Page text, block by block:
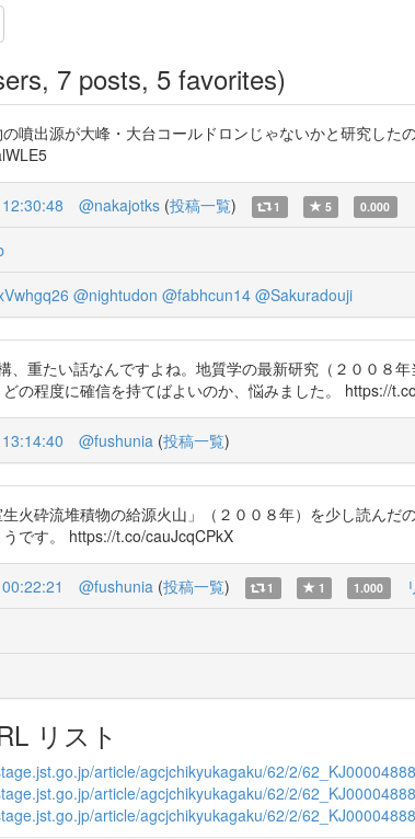
7 posts, 5 favorites)
噴出源が大峰・大台コールドロンじゃないかと研究し
@nakajotks (投稿一覧) 1 5 0.000
@nightudon @fabhcun14 @Sakuradouji
、重たい話なんですよね。地質学の最新研究（２００８
の程度に確信を持てばよいのか、悩みました。 https://
@fushunia (投稿一覧)
火砕流堆積物の給源火山」（２００８年）を少し読ん
です。 https://t.co/cauJcqCPkX
@fushunia (投稿一覧) 1 1 1.000
リスト
article/agcjchikyukagaku/62/2/
article/agcjchikyukagaku/62/2/
article/agcjchikyukagaku/62/2/